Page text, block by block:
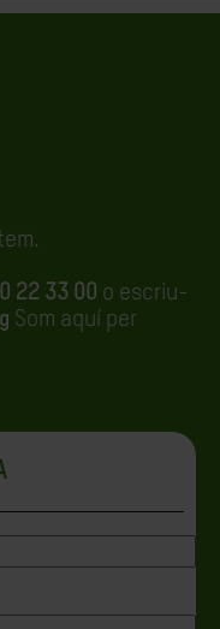
22 33 00 o escriu-
Som aquí per